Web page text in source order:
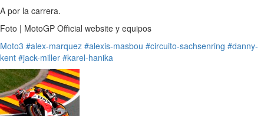
A por la carrera.
Foto | MotoGP Official website y equipos
Moto3 #alex-marquez #alexis-masbou #circuito-sachsenring #danny-
kent #jack-miller #karel-hanika